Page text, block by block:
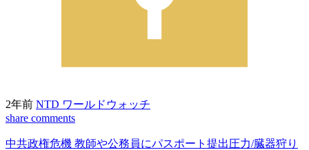
2年前 NTD ワールドウォッチ
share comments
中共政権危機 教師や公務員にパスポート提出圧力/臓器狩り